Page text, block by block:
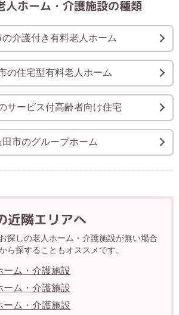
人ホーム・介護施設の種類
の介護付き有料老人ホーム
の住宅型有料老人ホーム
サービス付高齢者向け住宅
田市のグループホーム
近隣エリアへ
探しの老人ホーム・介護施設が無い場合
ら探することもオススメです。
ーム・介護施設
ーム・介護施設
ーム・介護施設